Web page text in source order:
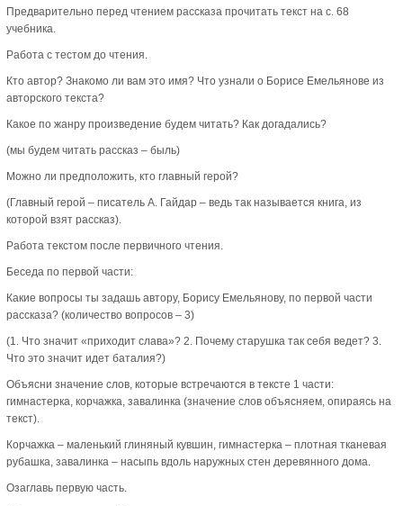
Предварительно перед чтением рассказа прочитать текст на с. 68
учебника.
Работа с тестом до чтения.
Кто автор? Знакомо ли вам это имя? Что узнали о Борисе Емельянове из
авторского текста?
Какое по жанру произведение будем читать? Как догадались?
(мы будем читать рассказ – быль)
Можно ли предположить, кто главный герой?
(Главный герой – писатель А. Гайдар – ведь так называется книга, из
которой взят рассказ).
Работа текстом после первичного чтения.
Беседа по первой части:
Какие вопросы ты задашь автору, Борису Емельянову, по первой части
рассказа? (количество вопросов – 3)
(1. Что значит «приходит слава»? 2. Почему старушка так себя ведет? 3.
Что это значит идет баталия?)
Объясни значение слов, которые встречаются в тексте 1 части:
гимнастерка, корчажка, завалинка (значение слов объясняем, опираясь на
текст).
Корчажка – маленький глиняный кувшин, гимнастерка – плотная тканевая
рубашка, завалинка – насыпь вдоль наружных стен деревянного дома.
Озаглавь первую часть.